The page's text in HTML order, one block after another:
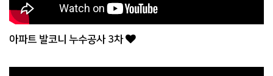
아파트 발코니 누수공사 3차